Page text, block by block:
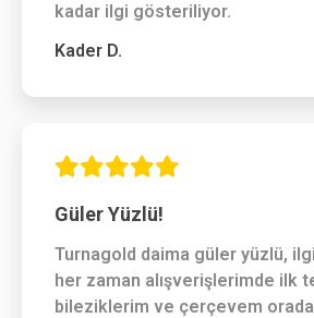
kadar ilgi gösteriliyor.
Kader D.
Güler Yüzlü!
Turnagold daima güler yüzlü,
her zaman alışverişlerimde ilk
bileziklerim ve çerçevem